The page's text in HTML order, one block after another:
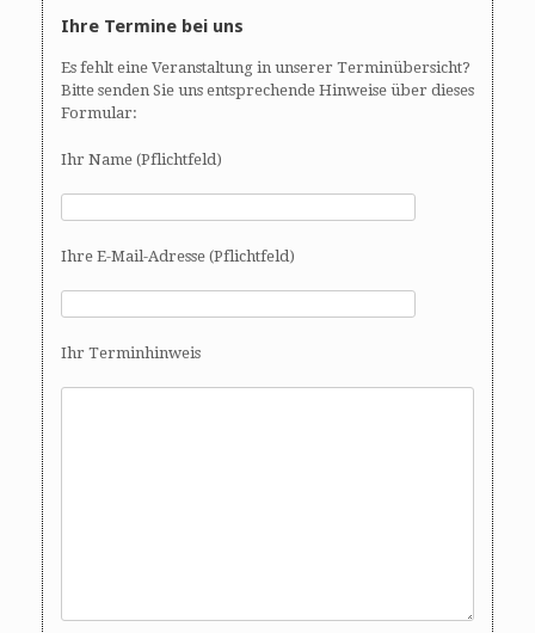
Ihre Termine bei uns
Es fehlt eine Veranstaltung in unserer Terminübersicht?
Bitte senden Sie uns entsprechende Hinweise über dieses
Formular:
Ihr Name (Pflichtfeld)
Ihre E-Mail-Adresse (Pflichtfeld)
Ihr Terminhinweis